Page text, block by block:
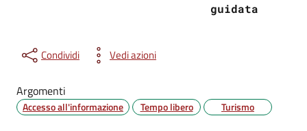
guidata
Condividi Vedi azioni
Argomenti
Accesso all'informazione Tempo libero Turismo